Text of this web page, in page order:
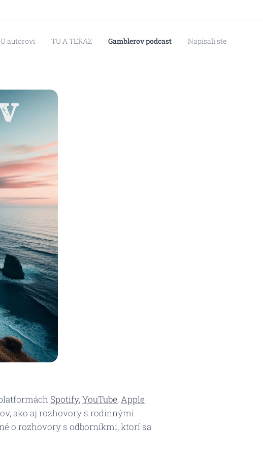
O autorovi TU A TERAZ Gamblerov podcast Napísali ste
Spotify,YouTube,Apple
ako aj rozhovory s rodinnými
o rozhovory s odborníkmi, ktorí sa